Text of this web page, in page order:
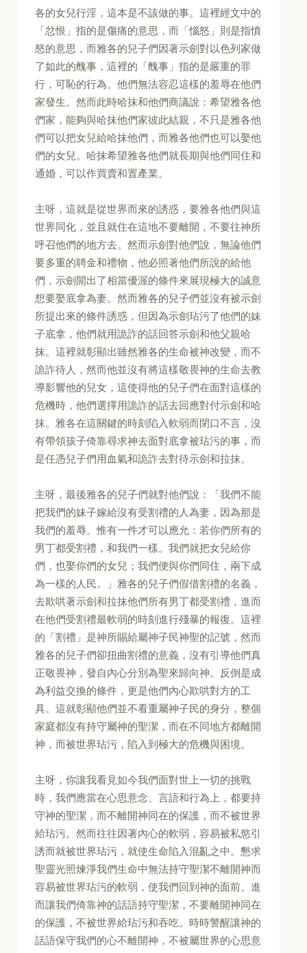
各的女兒行淫，這本是不該做的事。這裡經文中的
「忿恨」指的是傷痛的意思，而「惱怒」則是指憤
怒的意思，而雅各的兒子們因著示劍對以色列家做
了如此的醜事，這裡的「醜事」指的是嚴重的罪
行，可恥的行為。他們無法容忍這樣的羞辱在他們
家發生。然而此時哈抹和他們商議說：希望雅各他
們家，能夠與哈抹他們家彼此結親，不只是雅各他
們可以把女兒給哈抹他們，而雅各他們也可以娶他
們的女兒。哈抹希望雅各他們就長期與他們同住和
通婚，可以作買賣和置產業。
主呀，這就是從世界而來的誘惑，要雅各他們與這
世界同化，並且就住在這地不要離開，不要往神所
呼召他們的地方去。然而示劍對他們說，無論他們
要多重的聘金和禮物，他必照著他們所說的給他
們，示劍開出了相當優渥的條件來展現極大的誠意
想要娶底拿為妻。然而雅各的兒子們並沒有被示劍
所提出來的條件誘惑，但因為示劍玷污了他們的妹
子底拿，他們就用詭詐的話回答示劍和他父親哈
抹。這裡就彰顯出雖然雅各的生命被神改變，而不
詭詐待人，然而他並沒有將這樣敬畏神的生命去教
導影響他的兒女，這使得他的兒子們在面對這樣的
危機時，他們選擇用詭詐的話去回應對付示劍和哈
抹。雅各在這關鍵的時刻陷入軟弱而閉口不言，沒
有帶領孩子倚靠尋求神去面對底拿被玷污的事，而
是任憑兒子們用血氣和詭詐去對待示劍和拉抹。
主呀，最後雅各的兒子們就對他們說：「我們不能
把我們的妹子嫁給沒有受割禮的人為妻，因為那是
我們的羞辱。惟有一件才可以應允：若你們所有的
男丁都受割禮，和我們一樣。我們就把女兒給你
們，也娶你們的女兒；我們便與你們同住，兩下成
為一樣的人民。」雅各的兒子們假借割禮的名義，
去欺哄著示劍和拉抹他們所有男丁都受割禮，進而
在他們受割禮最軟弱的時刻進行殘暴的報復。這裡
的「割禮」是神所賜給屬神子民神聖的記號，然而
雅各的兒子們卻扭曲割禮的意義，沒有引導他們真
正敬畏神，發自內心分別為聖來歸向神。反倒是成
為利益交換的條件，更是他們內心欺哄對方的工
具。這就彰顯他們並不看重屬神子民的身分，整個
家庭都沒有持守屬神的聖潔，而在不同地方都離開
神，而被世界玷污，陷入到極大的危機與困境。
主呀，你讓我看見如今我們面對世上一切的挑戰
時，我們應當在心思意念、言語和行為上，都要持
守神的聖潔，而不離開神同在的保護，而不被世界
給玷污。然而往往因著內心的軟弱，容易被私慾引
誘而就被世界玷污，就使生命陷入混亂之中。懇求
聖靈光照煉淨我們生命中無法持守聖潔不離開神而
容易被世界玷污的軟弱，使我們回到神的面前。進
而讓我們倚靠神的話語持守聖潔，不要離開神同在
的保護，不被世界給玷污和吞吃。時時警醒讓神的
話語保守我們的心不離開神，不被屬世界的心思意